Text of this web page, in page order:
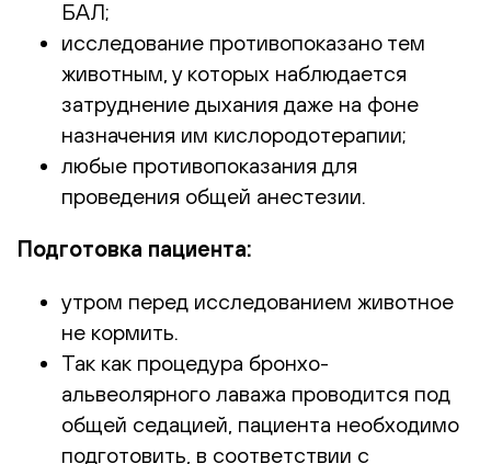
БАЛ;
исследование противопоказано тем
животным, у которых наблюдается
затруднение дыхания даже на фоне
назначения им кислородотерапии;
любые противопоказания для
проведения общей анестезии.
Подготовка пациента:
утром перед исследованием животное
не кормить.
Так как процедура бронхо-
альвеолярного лаважа проводится под
общей седацией, пациента необходимо
подготовить, в соответствии с